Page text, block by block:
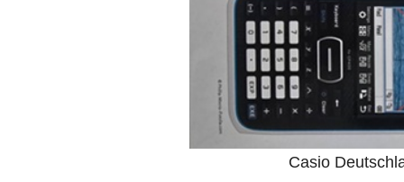
Casio